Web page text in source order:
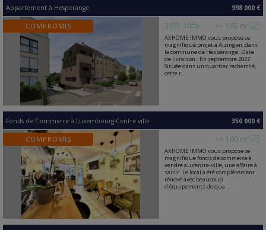
Appartement à Hesperange 998 000 €
COMPROMIS +/- 105 m²
3 1
AXHOME IMMO vous propose ce
magnifique projet à Alzingen, dans
la commune de Hesperange. Date
de livraison : fin septembre 2027.
Située dans un quartier recherché,
cette r...
Fonds de Commerce à Luxembourg-Centre ville 350 000 €
COMPROMIS +/- 100 m²
AXHOME IMMO vous propose ce
magnifique fonds de commerce à
vendre au centre-ville, une affaire à
saisir. Le local a été complètement
rénové avec beaucoup
d'équipements de qua...